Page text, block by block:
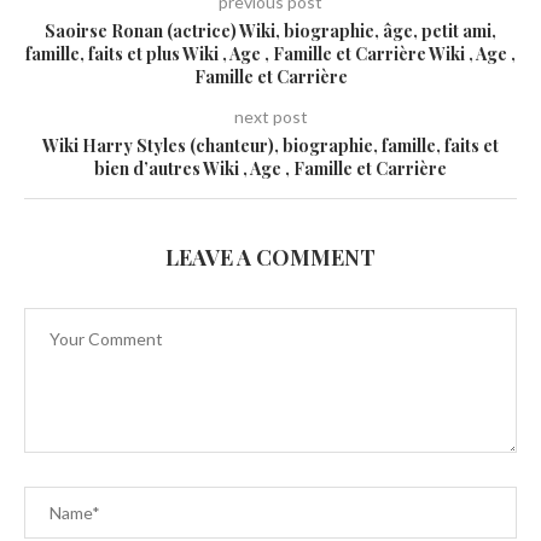
Saoirse Ronan (actrice) Wiki, biographie, âge, petit ami,
famille, faits et plus Wiki , Age , Famille et Carrière Wiki , Age ,
Famille et Carrière
next post
Wiki Harry Styles (chanteur), biographie, famille, faits et
bien d’autres Wiki , Age , Famille et Carrière
LEAVE A COMMENT